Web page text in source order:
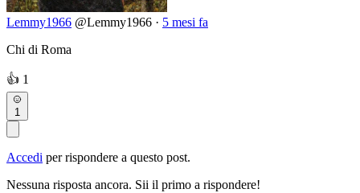
Lemmy1966 @Lemmy1966 · 5 mesi fa
Chi di Roma
👍 1
1
Accedi per rispondere a questo post.
Nessuna risposta ancora. Sii il primo a rispondere!